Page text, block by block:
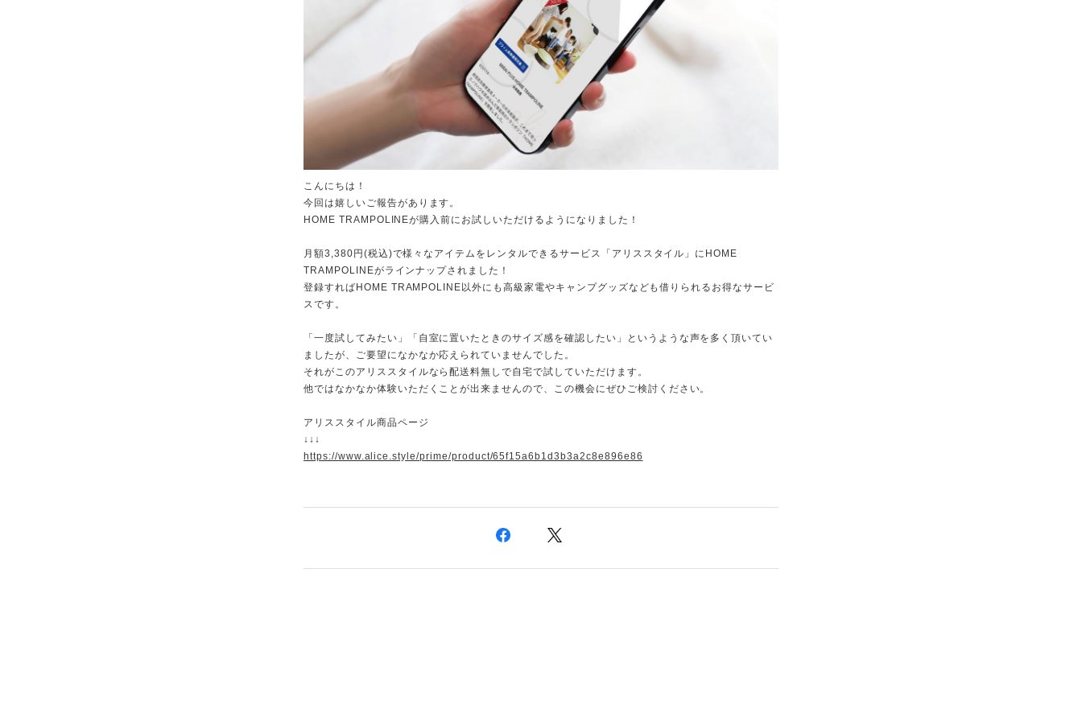
こんにちは！
今回は嬉しいご報告があります。
HOME TRAMPOLINEが購入前にお試しいただけるようになりました！
月額3,380円(税込)で様々なアイテムをレンタルできるサービス「アリススタイル」にHOME
TRAMPOLINEがラインナップされました！
登録すればHOME TRAMPOLINE以外にも高級家電やキャンプグッズなども借りられるお得なサービ
スです。
「一度試してみたい」「自室に置いたときのサイズ感を確認したい」というような声を多く頂いてい
ましたが、ご要望になかなか応えられていませんでした。
それがこのアリススタイルなら配送料無しで自宅で試していただけます。
他ではなかなか体験いただくことが出来ませんので、この機会にぜひご検討ください。
アリススタイル商品ページ
↓↓↓
https://www.alice.style/prime/product/65f15a6b1d3b3a2c8e896e86